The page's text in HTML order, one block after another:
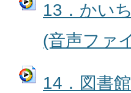
13．かい
(音声ファ
14．図書